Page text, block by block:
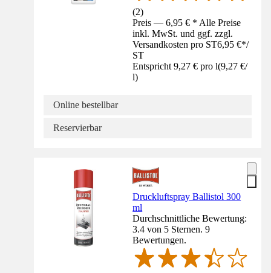
(2)
Preis — 6,95 € * Alle Preise
inkl. MwSt. und ggf. zzgl.
Versandkosten pro ST6,95 €*/
ST
Entspricht 9,27 € pro l(9,27 €/
l)
Online bestellbar
Reservierbar
Druckluftspray Ballistol 300
ml
Durchschnittliche Bewertung:
3.4 von 5 Sternen. 9
Bewertungen.